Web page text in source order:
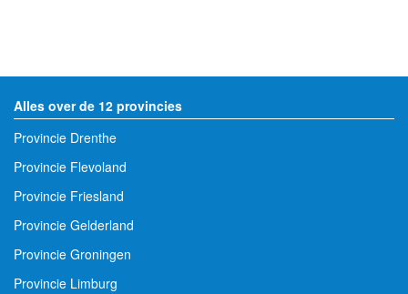
Alles over de 12 provincies
Provincie Drenthe
Provincie Flevoland
Provincie Friesland
Provincie Gelderland
Provincie Groningen
Provincie Limburg